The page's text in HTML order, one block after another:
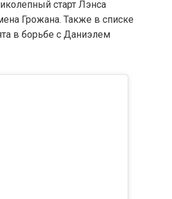
старт Лэнса
Грожана. Также в списке
в борьбе с Даниэлем